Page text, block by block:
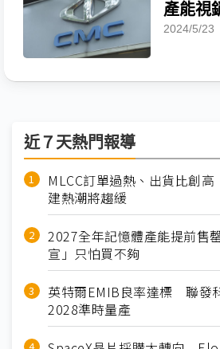
產能視
2024/5/23
近７天熱門報導
MLCC訂單過熱、出貨比創
建熱潮將趨緩
2027全年記憶體產能提前
宣」只怕買不夠
英特爾EMIB良率達標 聯發
2028準時量產